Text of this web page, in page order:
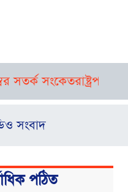
রাষ্ট্রপতি
সংবাদ
পঠিত